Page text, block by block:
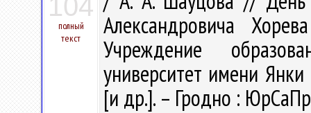
104
полный
текст
Александровича
Учреждение
университет имени
[и др.]. – Гродно :